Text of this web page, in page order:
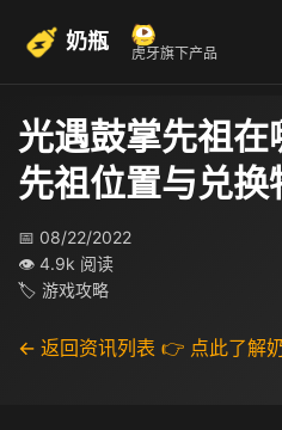
奶瓶 虎牙旗下产品
光遇鼓掌先祖
先祖位置与兑换
📅 08/22/2022
👁 4.9k 阅读
🏷 游戏攻略
← 返回资讯列表 👉 点此了解